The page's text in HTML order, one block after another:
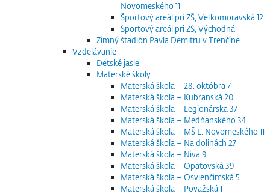
Novomeského 11
Športový areál pri ZŠ, Veľkomoravská 12
Športový areál pri ZŠ, Východná
Zimný štadión Pavla Demitru v Trenčíne
Vzdelávanie
Detské jasle
Materské školy
Materská škola – 28. októbra 7
Materská škola – Kubranská 20
Materská škola – Legionárska 37
Materská škola – Medňanského 34
Materská škola – MŠ L. Novomeského 11
Materská škola – Na dolinách 27
Materská škola – Niva 9
Materská škola – Opatovská 39
Materská škola – Osvienčimská 5
Materská škola – Považská 1